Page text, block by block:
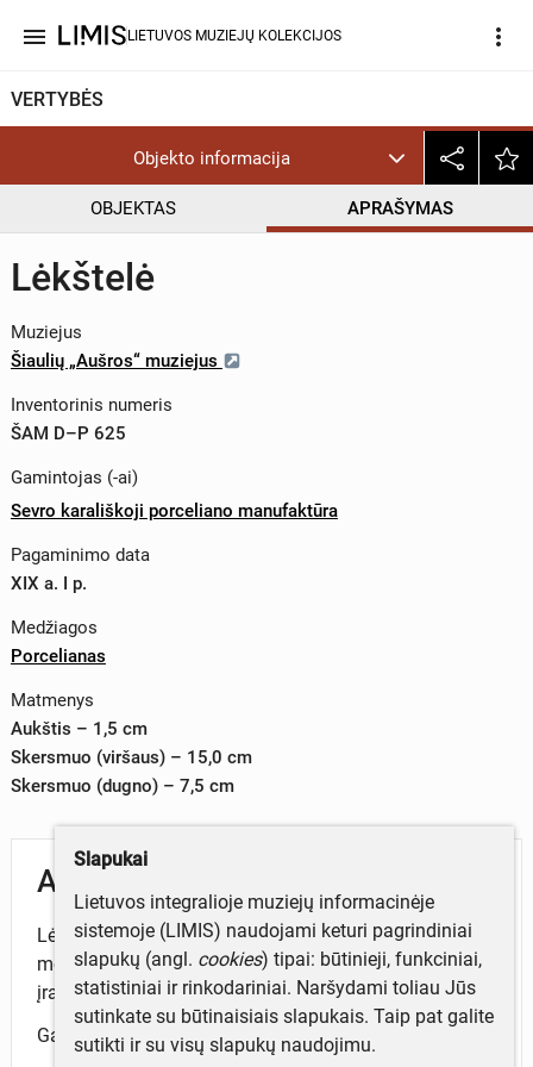
menu LIETUVOS MUZIEJŲ KOLEKCIJOS more_vert
VERTYBĖS
Objekto informacija
OBJEKTAS APRAŠYMAS
Lėkštelė
Muziejus
Šiaulių „Aušros“ muziejus
Inventorinis numeris
ŠAM D–P 625
Gamintojas (-ai)
Sevro karališkoji porceliano manufaktūra
Pagaminimo data
XIX a. I p.
Medžiagos
Porcelianas
Matmenys
Aukštis – 1,5 cm
Skersmuo (viršaus) – 15,0 cm
Skersmuo (dugno) – 7,5 cm
Aprašymas
Lėkštė apskrita. Dekoruota auksu tapytais augaliniais
motyvais baltame fone. Dugne centre aukso raidėmis
įrašyta monograma JSJ.
Gamintojo ženklas išorinės pusės dugne.
Slapukai
Lietuvos integralioje muziejų informacinėje
sistemoje (LIMIS) naudojami keturi pagrindiniai
slapukų (angl. cookies) tipai: būtinieji, funkciniai,
statistiniai ir rinkodariniai. Naršydami toliau Jūs
sutinkate su būtinaisiais slapukais. Taip pat galite
sutikti ir su visų slapukų naudojimu.